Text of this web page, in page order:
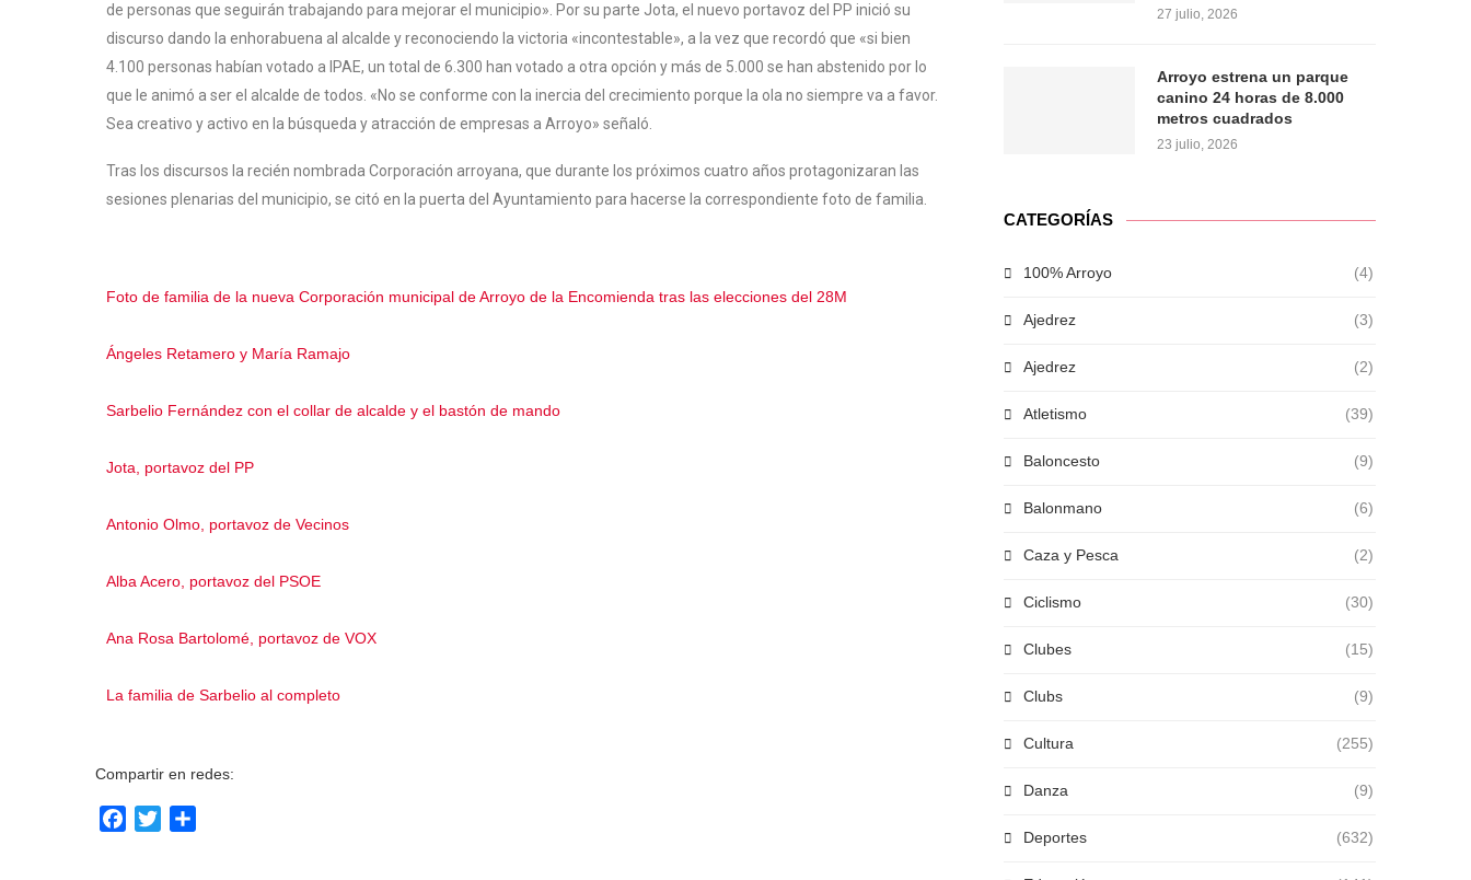
de personas que seguirán trabajando para mejorar el municipio». Por su parte Jota, el nuevo portavoz del PP inició su
discurso dando la enhorabuena al alcalde y reconociendo la victoria «incontestable», a la vez que recordó que «si bien
4.100 personas habían votado a IPAE, un total de 6.300 han votado a otra opción y más de 5.000 se han abstenido por lo
que le animó a ser el alcalde de todos. «No se conforme con la inercia del crecimiento porque la ola no siempre va a favor.
Sea creativo y activo en la búsqueda y atracción de empresas a Arroyo» señaló.
Tras los discursos la recién nombrada Corporación arroyana, que durante los próximos cuatro años protagonizaran las
sesiones plenarias del municipio, se citó en la puerta del Ayuntamiento para hacerse la correspondiente foto de familia.
Compartir en redes:
Facebook
Twitter
27 julio, 2026
Arroyo estrena un parque
canino 24 horas de 8.000
metros cuadrados
23 julio, 2026
CATEGORÍAS
100% Arroyo (4)
Ajedrez (3)
Ajedrez (2)
Atletismo (39)
Baloncesto (9)
Balonmano (6)
Caza y Pesca (2)
Ciclismo (30)
Clubes (15)
Clubs (9)
Cultura (255)
Danza (9)
Deportes (632)